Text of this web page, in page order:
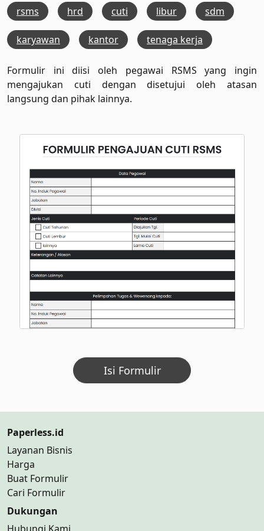
rsms hrd cuti libur sdm
karyawan kantor tenaga kerja
Formulir ini diisi oleh pegawai RSMS yang ingin
mengajukan cuti dengan disetujui oleh atasan
langsung dan pihak lainnya.
Isi Formulir
Paperless.id
Layanan Bisnis
Harga
Buat Formulir
Cari Formulir
Dukungan